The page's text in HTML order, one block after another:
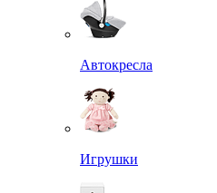
Автокресла
Игрушки